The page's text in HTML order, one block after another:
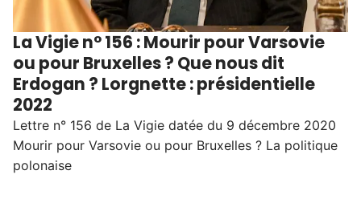
La Vigie n° 156 : Mourir pour Varsovie
ou pour Bruxelles ? Que nous dit
Erdogan ? Lorgnette : présidentielle
2022
Lettre n° 156 de La Vigie datée du 9 décembre 2020
Mourir pour Varsovie ou pour Bruxelles ? La politique
polonaise